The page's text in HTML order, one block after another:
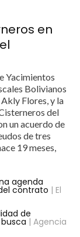
en
Yacimientos
Bolivianos
Flores, y la
del
un acuerdo de
de tres
19 meses,
agenda
contrato | El
de
| Agencia